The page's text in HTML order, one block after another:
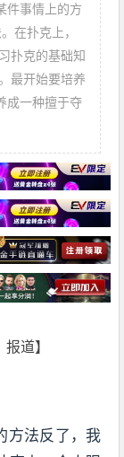
件事情上的方
在扑克上，
扑克的基础知
最开始要培养
成一种擅于夺
道】
方法反了，我